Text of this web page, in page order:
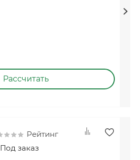
Рассчитать
Рейтинг
Под заказ